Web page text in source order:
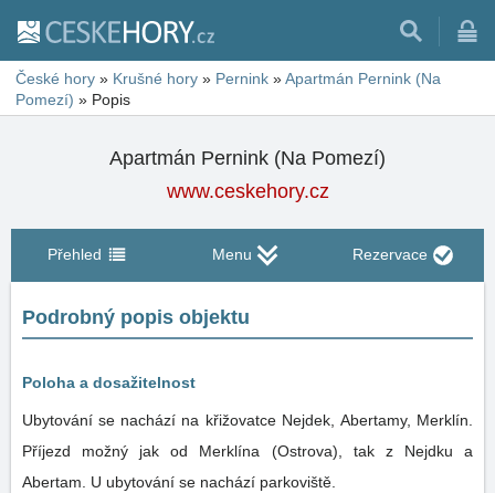
České hory » Krušné hory » Pernink »Apartmán Pernink (Na
Pomezí) » Popis
Apartmán Pernink (Na Pomezí)
www.ceskehory.cz
Přehled Menu Rezervace
Podrobný popis objektu
Poloha a dosažitelnost
Ubytování se nachází na křižovatce Nejdek, Abertamy, Merklín.
Příjezd možný jak od Merklína (Ostrova), tak z Nejdku a
Abertam. U ubytování se nachází parkoviště.